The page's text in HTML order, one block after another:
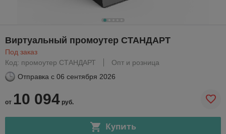
Виртуальный промоутер СТАНДАРТ
Под заказ
Код: промоутер СТАНДАРТ
Опт и розница
Отправка с 06 сентября 2026
от 10 094 руб.
Купить